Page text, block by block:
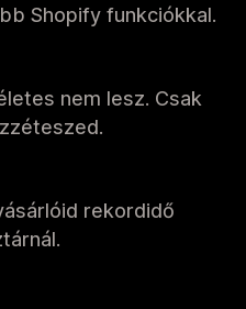
Shopify funkciókkal.
nem lesz. Csak
rekordidő